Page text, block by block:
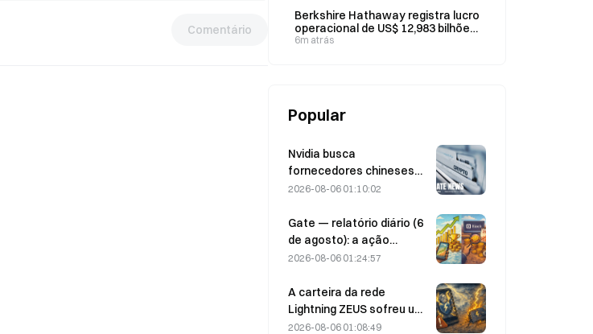
Comentário
Berkshire Hathaway registra lucro
operacional de US$ 12,983 bilhões
no 2º trimestre, alta de 16% na
6m atrás
Popular
Nvidia busca
fornecedores chineses
de estações-base de IA
rede 6G
2026-08-06 01:10:02
Gate — relatório diário (6
de agosto): a ação
preferencial STRC da
força; a Block eleva sua
previsão de resultados
para todo o ano de 2026
2026-08-06 01:24:57
A carteira da rede
Lightning ZEUS sofreu um
ataque e está
2026-08-06 01:08:49